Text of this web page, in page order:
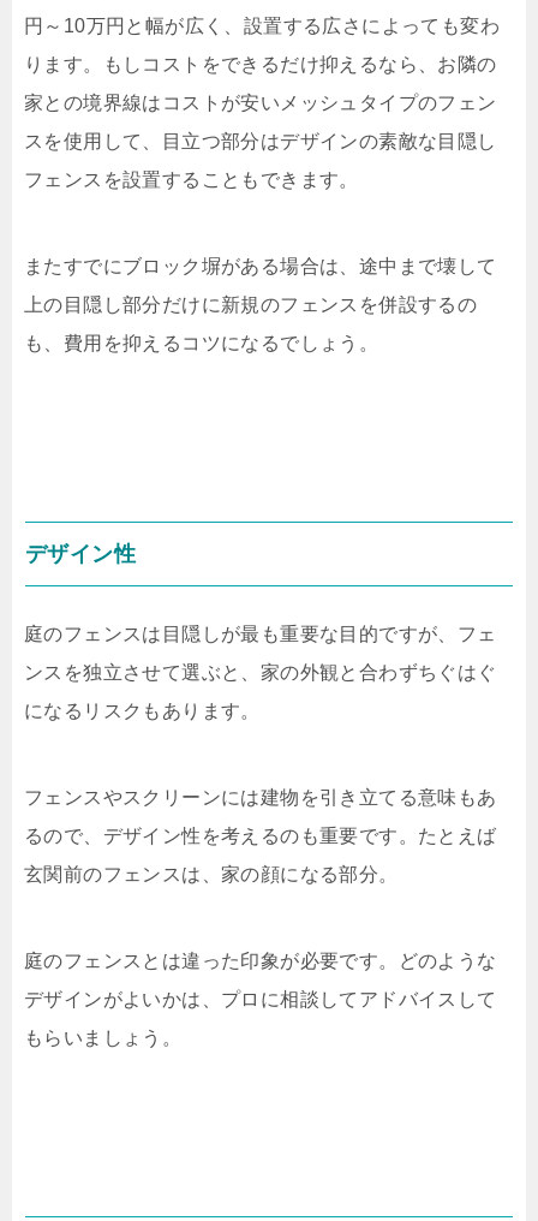
円～ 10万円と幅が広く、設置する広さによっても変わ
ります。もしコストをできるだけ抑えるなら、お隣の
家との境界線はコストが安いメッシュタイプのフェン
スを使用して、目立つ部分はデザインの素敵な目隠し
フェンスを設置することもできます。
またすでにブロック塀がある場合は、途中まで壊して
上の目隠し部分だけに新規のフェンスを併設するの
も、費用を抑えるコツになるでしょう。
デザイン性
庭のフェンスは目隠しが最も重要な目的ですが、フェ
ンスを独立させて選ぶと、家の外観と合わずちぐはぐ
になるリスクもあります。
フェンスやスクリーンには建物を引き立てる意味もあ
るので、デザイン性を考えるのも重要です。たとえば
玄関前のフェンスは、家の顔になる部分。
庭のフェンスとは違った印象が必要です。どのような
デザインがよいかは、プロに相談してアドバイスして
もらいましょう。